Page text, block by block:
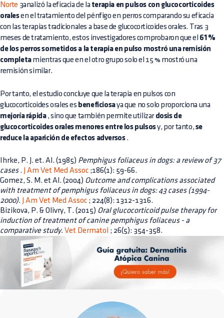
Norte 3analizó la eficacia de la terapia en pulsos con glucocorticoides
oralesen el tratamiento del pénfigo en perros comparando su eficacia
con las terapias tradicionales a base de glucocorticoides orales. Tras 3
meses de tratamiento, estos investigadores comprobaron que el 61 %
de los perros sometidos a la terapia en pulso mostró una remisión
completamientras que en el otro grupo solo el 15 % mostró una
remisión similar.
Por tanto, el estudio concluye que la terapia en pulsos con
glucocorticoides orales es beneficiosaya que no solo proporciona una
mejoría rápida, sino que también permite utilizar dosis de
glucocorticoides orales menores entre los pulsosy, por tanto, se
reduce la aparición de efectos adversos.
Ihrke, P. J. et. Al. (1985) Pemphigus foliaceus in dogs: a review of 37
cases. J Am Vet Med Assoc ;186(1): 59-66.
Gomez, S. M. et Al. (2004) Outcome and complications associated
with treatment of pemphigus foliaceus in dogs: 43 cases (1994-
2000). J Am Vet Med Assoc ; 224(8): 1312-1316.
Bizikova, P. & Olivry, T. (2015) Oral glucocorticoid pulse therapy for
induction of treatment of canine pemphigus foliaceus - a
comparative study. Vet Dermatol ; 26(5): 354-358.